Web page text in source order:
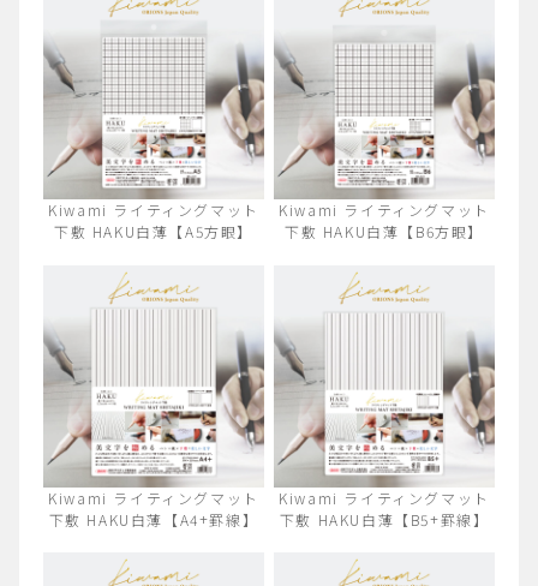
Kiwami ライティングマット
下敷 HAKU白薄【A5方眼】
Kiwami ライティングマット
下敷 HAKU白薄【B6方眼】
Kiwami ライティングマット
下敷 HAKU白薄【A4+罫線】
Kiwami ライティングマット
下敷 HAKU白薄【B5+罫線】